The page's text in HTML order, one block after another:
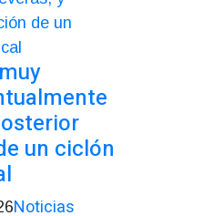
un ciclón
Noticias